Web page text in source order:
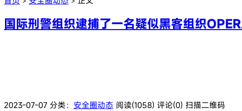
国际刑警组织逮捕了一名疑似黑客组织
2023-07-07 分类： 安全圈动态 阅读(1058) 评论(0) 扫描二维码